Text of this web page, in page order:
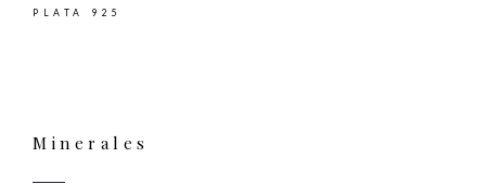
PLATA 925
Minerales